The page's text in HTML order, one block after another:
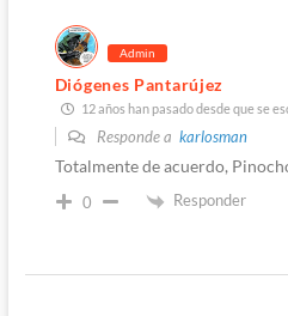
Admin
Diógenes Pantarújez
12 años han pasado desde que se
Responde a karlosman
Totalmente de acuerdo,
0 Responder